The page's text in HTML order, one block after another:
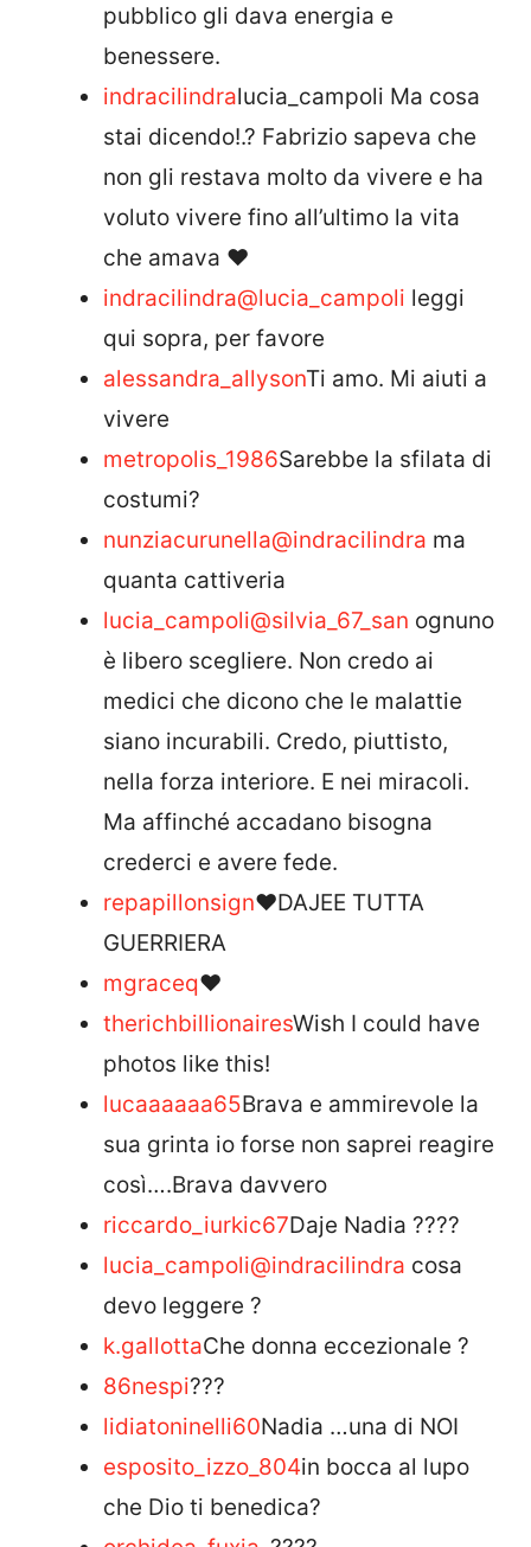
pubblico gli dava energia e
benessere.
indracilindralucia_campoli Ma cosa
stai dicendo!.? Fabrizio sapeva che
non gli restava molto da vivere e ha
voluto vivere fino all’ultimo la vita
che amava ❤️
indracilindra@lucia_campoli leggi
qui sopra, per favore
alessandra_allysonTi amo. Mi aiuti a
vivere
metropolis_1986Sarebbe la sfilata di
costumi?
nunziacurunella@indracilindra ma
quanta cattiveria
lucia_campoli@silvia_67_san ognuno
è libero scegliere. Non credo ai
medici che dicono che le malattie
siano incurabili. Credo, piuttisto,
nella forza interiore. E nei miracoli.
Ma affinché accadano bisogna
crederci e avere fede.
repapillonsign❤️DAJEE TUTTA
GUERRIERA
mgraceq❤️
therichbillionairesWish I could have
photos like this!
lucaaaaaa65Brava e ammirevole la
sua grinta io forse non saprei reagire
così….Brava davvero
riccardo_iurkic67Daje Nadia ????
lucia_campoli@indracilindra cosa
devo leggere ?
k.gallottaChe donna eccezionale ?
86nespi???
lidiatoninelli60Nadia …una di NOI
esposito_izzo_804in bocca al lupo
che Dio ti benedica?